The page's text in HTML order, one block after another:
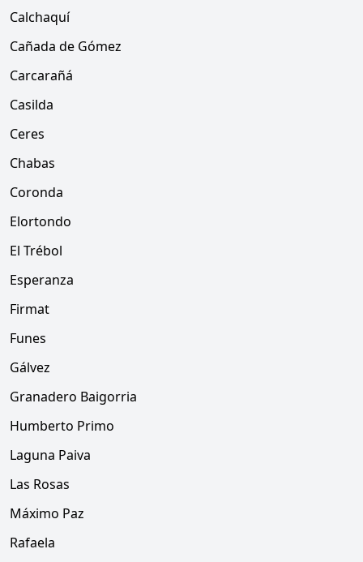
Calchaquí
Cañada de Gómez
Carcarañá
Casilda
Ceres
Chabas
Coronda
Elortondo
El Trébol
Esperanza
Firmat
Funes
Gálvez
Granadero Baigorria
Humberto Primo
Laguna Paiva
Las Rosas
Máximo Paz
Rafaela